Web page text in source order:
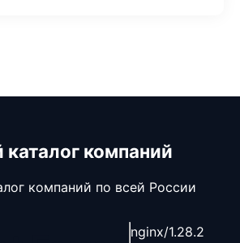
компаний
компаний по всей России
nginx/1.28.2